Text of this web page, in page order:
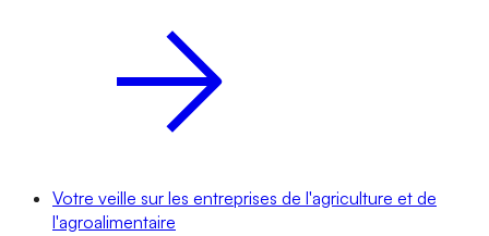
Votre veille sur les entreprises de l'agriculture et de
l'agroalimentaire